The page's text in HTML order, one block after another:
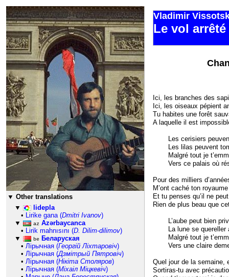
Vladimir
Le vol arrêté